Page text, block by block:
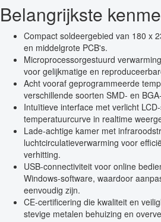
Belangrijkste
Compact soldeergebied van 180 x
en middelgrote PCB's.
Microprocessorgestuurd
voor gelijkmatige en
Acht vooraf geprogrammeerde
verschillende soorten SMD- en
Intuïtieve interface met verlicht
temperatuurcurve in realtime
Lade-achtige kamer met
luchtcirculatieverwarming voor
verhitting.
USB-connectiviteit voor online
Windows-software, waardoor
eenvoudig zijn.
CE-certificering die kwaliteit en
stevige metalen behuizing en